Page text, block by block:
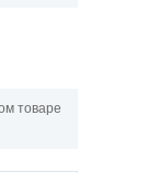
товаре